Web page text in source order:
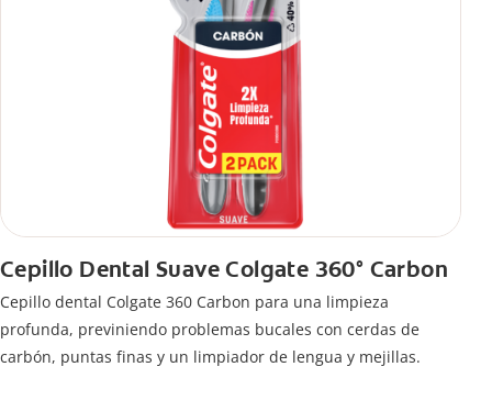
Cepillo Dental Suave Colgate 360° Carbon
Cepillo dental Colgate 360 ​​Carbon para una limpieza
profunda, previniendo problemas bucales con cerdas de
carbón, puntas finas y un limpiador de lengua y mejillas.